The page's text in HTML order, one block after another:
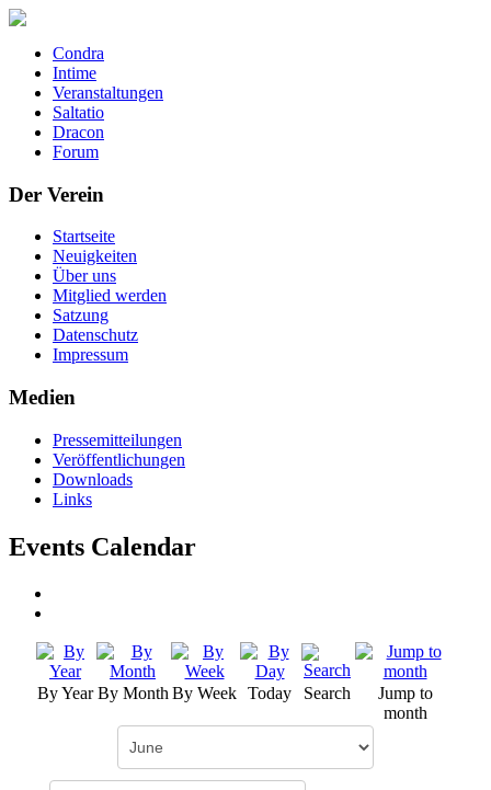
Condra
Intime
Veranstaltungen
Saltatio
Dracon
Forum
Der Verein
Startseite
Neuigkeiten
Über uns
Mitglied werden
Satzung
Datenschutz
Impressum
Medien
Pressemitteilungen
Veröffentlichungen
Downloads
Links
Events Calendar
By Year By Month By Week Today Search
Jump to
month